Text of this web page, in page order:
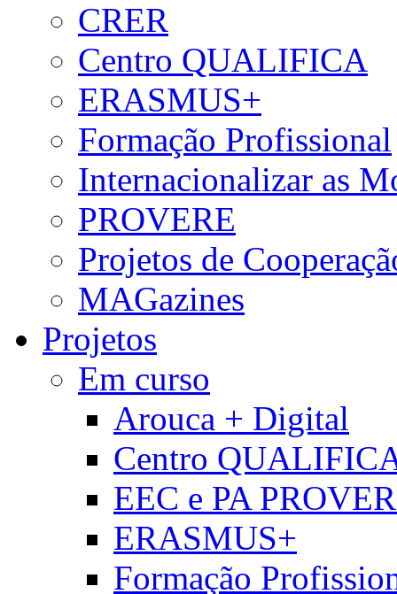
CRER
Centro QUALIFICA
ERASMUS+
Formação Profissional
Internacionalizar as
PROVERE
Projetos de
MAGazines
Projetos
Em curso
Arouca + Digital
Centro
EEC e PA
ERASMUS+
Formação